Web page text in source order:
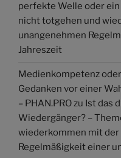
perfekte Welle oder
nicht totgehen und
unangenehmen
Jahreszeit
Medienkompetenz
Gedanken vor einer
– PHAN.PROzu Ist das
Wiedergänger? –
wiederkommen mit der
Regelmäßigkeit einer